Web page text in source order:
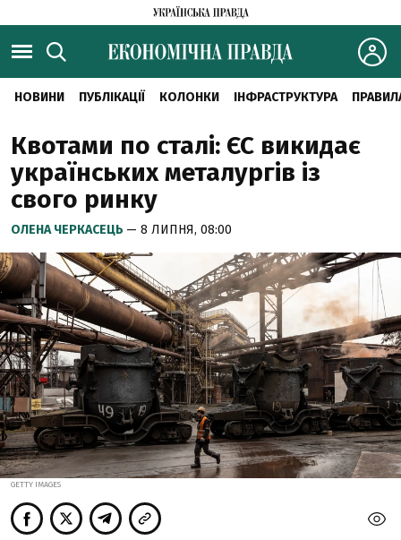
НОВИНИ ПУБЛІКАЦІЇ КОЛОНКИ ІНФРАСТРУКТУРА
Квотами по сталі: ЄС викидає
українських металургів із
свого ринку
ОЛЕНА ЧЕРКАСЕЦЬ — 8 ЛИПНЯ, 08:00
GETTY IMAGES